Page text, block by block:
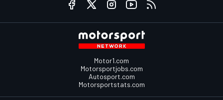
Motor1.com
Motorsportjobs.com
Autosport.com
Motorsportstats.com